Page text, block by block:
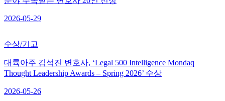
2026-05-29
수상/기고
대륙아주 김석진 변호사, ‘Legal 500 Intelligence Mondaq
Thought Leadership Awards – Spring 2026’ 수상
2026-05-26